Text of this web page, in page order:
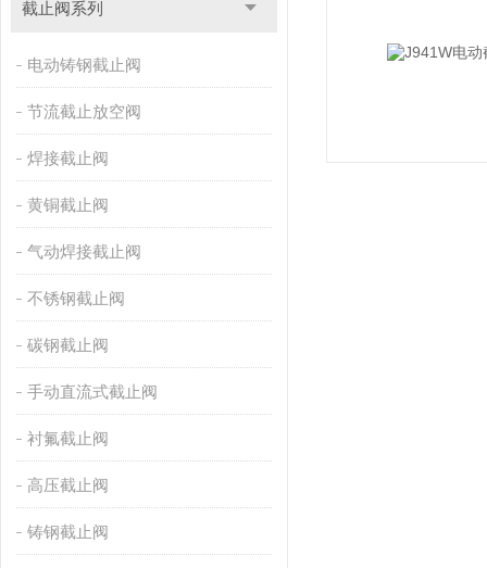
截止阀系列
电动铸钢截止阀
节流截止放空阀
焊接截止阀
黄铜截止阀
气动焊接截止阀
不锈钢截止阀
碳钢截止阀
手动直流式截止阀
衬氟截止阀
高压截止阀
铸钢截止阀